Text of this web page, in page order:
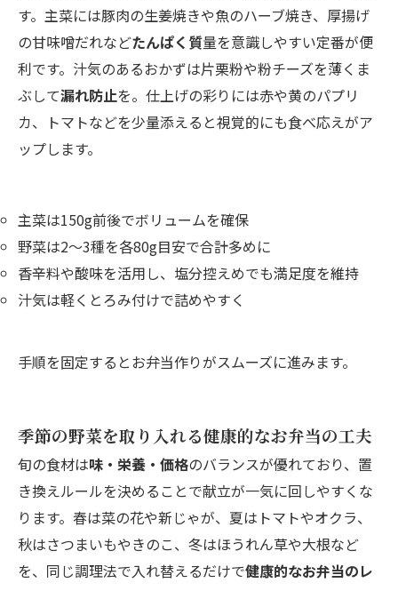
す。主菜には豚肉の生姜焼きや魚のハーブ焼き、厚揚げ
の甘味噌だれなどたんぱく質量を意識しやすい定番が便
利です。汁気のあるおかずは片栗粉や粉チーズを薄くま
ぶして漏れ防止を。仕上げの彩りには赤や黄のパプリ
カ、トマトなどを少量添えると視覚的にも食べ応えがア
ップします。
主菜は150g前後でボリュームを確保
野菜は2〜3種を各80g目安で合計多めに
香辛料や酸味を活用し、塩分控えめでも満足度を維持
汁気は軽くとろみ付けで詰めやすく
手順を固定するとお弁当作りがスムーズに進みます。
季節の野菜を取り入れる健康的なお弁当の工夫
旬の食材は味・栄養・価格のバランスが優れており、置
き換えルールを決めることで献立が一気に回しやすくな
ります。春は菜の花や新じゃが、夏はトマトやオクラ、
秋はさつまいもやきのこ、冬はほうれん草や大根など
を、同じ調理法で入れ替えるだけで健康的なお弁当のレ